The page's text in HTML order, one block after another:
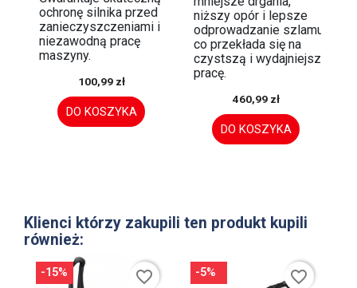
ochronę silnika przed
zanieczyszczeniami i
niezawodną pracę
maszyny.
100,99 zł
DO KOSZYKA
niższy opór i lepsze
odprowadzanie szlamu,
co przekłada się na
czystszą i wydajniejszą
pracę.
460,99 zł
DO KOSZYKA
Klienci którzy zakupili ten produkt kupili
również:
-15% favorite_border -5% favorite_border